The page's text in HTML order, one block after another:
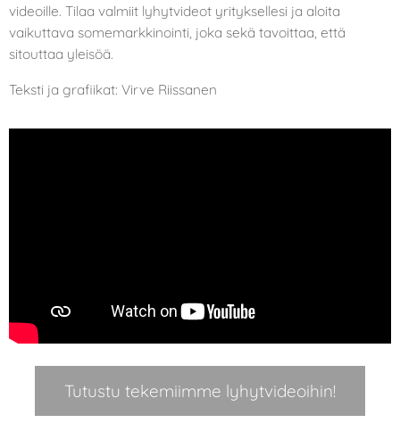
videoille. Tilaa valmiit lyhytvideot yrityksellesi ja aloita
vaikuttava somemarkkinointi, joka sekä tavoittaa, että
sitouttaa yleisöä. 🫶🏼
Teksti ja grafiikat: Virve Riissanen
Tutustu tekemiimme lyhytvideoihin!
rakennetaan
10.12.2025
ELY-
keskuksen
kehittämisavustuksella